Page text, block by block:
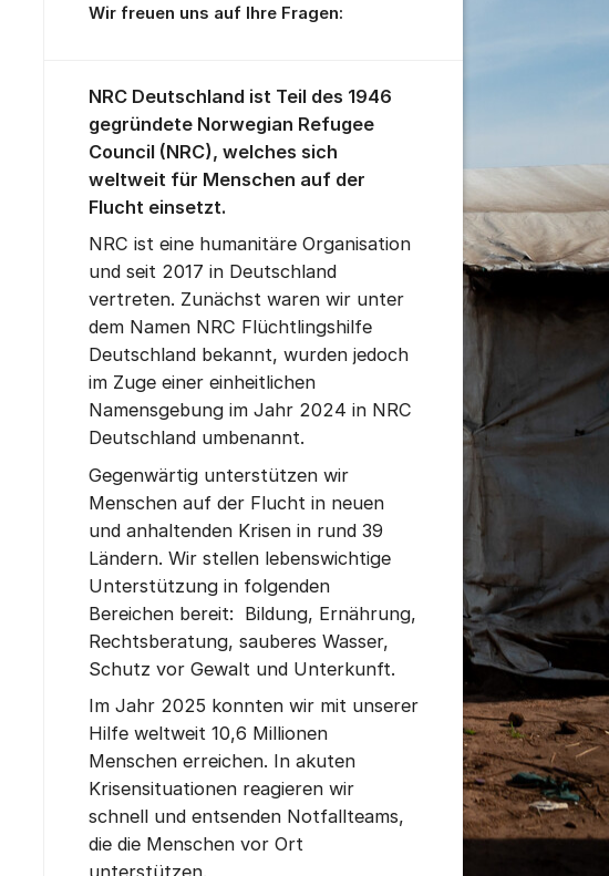
Wir freuen uns auf Ihre Fragen:
NRC Deutschland ist Teil des 1946
gegründete Norwegian Refugee
Council (NRC), welches sich
weltweit für Menschen auf der
Flucht einsetzt.
NRC ist eine humanitäre Organisation
und seit 2017 in Deutschland
vertreten. Zunächst waren wir unter
dem Namen NRC Flüchtlingshilfe
Deutschland bekannt, wurden jedoch
im Zuge einer einheitlichen
Namensgebung im Jahr 2024 in NRC
Deutschland umbenannt.
Gegenwärtig unterstützen wir
Menschen auf der Flucht in neuen
und anhaltenden Krisen in rund 39
Ländern. Wir stellen lebenswichtige
Unterstützung in folgenden
Bereichen bereit: Bildung, Ernährung,
Rechtsberatung, sauberes Wasser,
Schutz vor Gewalt und Unterkunft.
Im Jahr 2025 konnten wir mit unserer
Hilfe weltweit 10,6 Millionen
Menschen erreichen. In akuten
Krisensituationen reagieren wir
schnell und entsenden Notfallteams,
die die Menschen vor Ort
unterstützen.